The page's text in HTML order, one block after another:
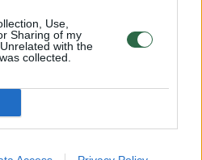
Use,
Sharing of my
with the
collected.
žada skųstis Lietuvos